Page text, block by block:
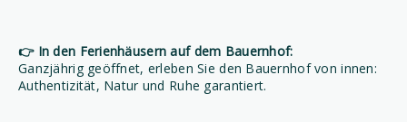
👉 In den Ferienhäusern auf dem Bauernhof:
Ganzjährig geöffnet, erleben Sie den Bauernhof von innen:
Authentizität, Natur und Ruhe garantiert.